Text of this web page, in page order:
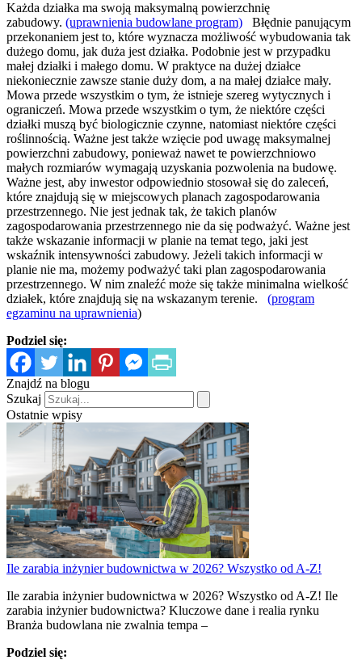
Każda działka ma swoją maksymalną powierzchnię
zabudowy. (uprawnienia budowlane program) Błędnie panującym
przekonaniem jest to, które wyznacza możliwość wybudowania tak
dużego domu, jak duża jest działka. Podobnie jest w przypadku
małej działki i małego domu. W praktyce na dużej działce
niekoniecznie zawsze stanie duży dom, a na małej działce mały.
Mowa przede wszystkim o tym, że istnieje szereg wytycznych i
ograniczeń. Mowa przede wszystkim o tym, że niektóre części
działki muszą być biologicznie czynne, natomiast niektóre części
roślinnością. Ważne jest także wzięcie pod uwagę maksymalnej
powierzchni zabudowy, ponieważ nawet te powierzchniowo
małych rozmiarów wymagają uzyskania pozwolenia na budowę.
Ważne jest, aby inwestor odpowiednio stosował się do zaleceń,
które znajdują się w miejscowych planach zagospodarowania
przestrzennego. Nie jest jednak tak, że takich planów
zagospodarowania przestrzennego nie da się podważyć. Ważne jest
także wskazanie informacji w planie na temat tego, jaki jest
wskaźnik intensywności zabudowy. Jeżeli takich informacji w
planie nie ma, możemy podważyć taki plan zagospodarowania
przestrzennego. W nim znaleźć może się także minimalna wielkość
działek, które znajdują się na wskazanym terenie. (program
egzaminu na uprawnienia)
Podziel się:
Znajdź na blogu
Szukaj
Ostatnie wpisy
Ile zarabia inżynier budownictwa w 2026? Wszystko od A-Z!
Ile zarabia inżynier budownictwa w 2026? Wszystko od A-Z! Ile
zarabia inżynier budownictwa? Kluczowe dane i realia rynku
Branża budowlana nie zwalnia tempa –
Podziel się: